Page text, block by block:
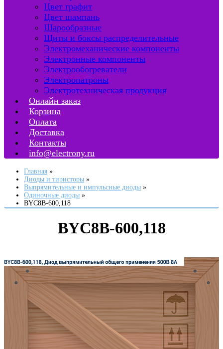
Цвет графит
Цвет шампань
Шарообразные
Щиты и боксы распределительные
Электромеханические компоненты
Электронные компоненты
Электрообогреватели
Электропатроны
Электротехническая продукция
Онлайн заказ
Корзина
Оплата
Доставка
Контакты
info@electrony.ru
Главная
Диоды и тиристоры
Выпрямительные и импульсные диоды
Одиночные диоды
BYC8B-600,118
BYC8B-600,118